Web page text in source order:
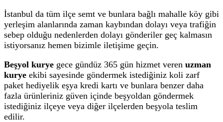
İstanbul da tüm ilçe semt ve bunlara bağlı mahalle köy gibi
yerleşim alanlarında zaman kaybından dolayı veya trafiğin
sebep olduğu nedenlerden dolayı gönderiler geç kalmasın
istiyorsanız hemen bizimle iletişime geçin.
Beşyol kurye gece gündüz 365 gün hizmet veren uzman
kurye ekibi sayesinde göndermek istediğiniz koli zarf
paket hediyelik eşya kredi kartı ve bunlara benzer daha
fazla ürünleriniz güven içinde beşyoldan göndermek
istediğiniz ilçeye veya diğer ilçelerden beşyola teslim
edilir.